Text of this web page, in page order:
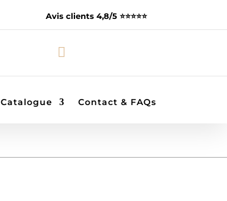
Avis clients 4,8/5 ⭐️⭐️⭐️⭐️⭐️

Catalogue Contact & FAQs